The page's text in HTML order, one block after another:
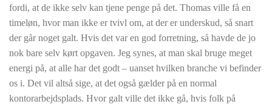
fordi, at de ikke selv kan tjene penge på det. Thomas ville få en
timeløn, hvor man ikke er tvivl om, at der er underskud, så snart
der går noget galt. Hvis det var en god forretning, så havde de jo
nok bare selv kørt opgaven. Jeg synes, at man skal bruge meget
energi på, at alle har det godt – uanset hvilken branche vi befinder
os i. Det vil altså sige, at det også gælder på en normal
kontorarbejdsplads. Hvor galt ville det ikke gå, hvis folk på